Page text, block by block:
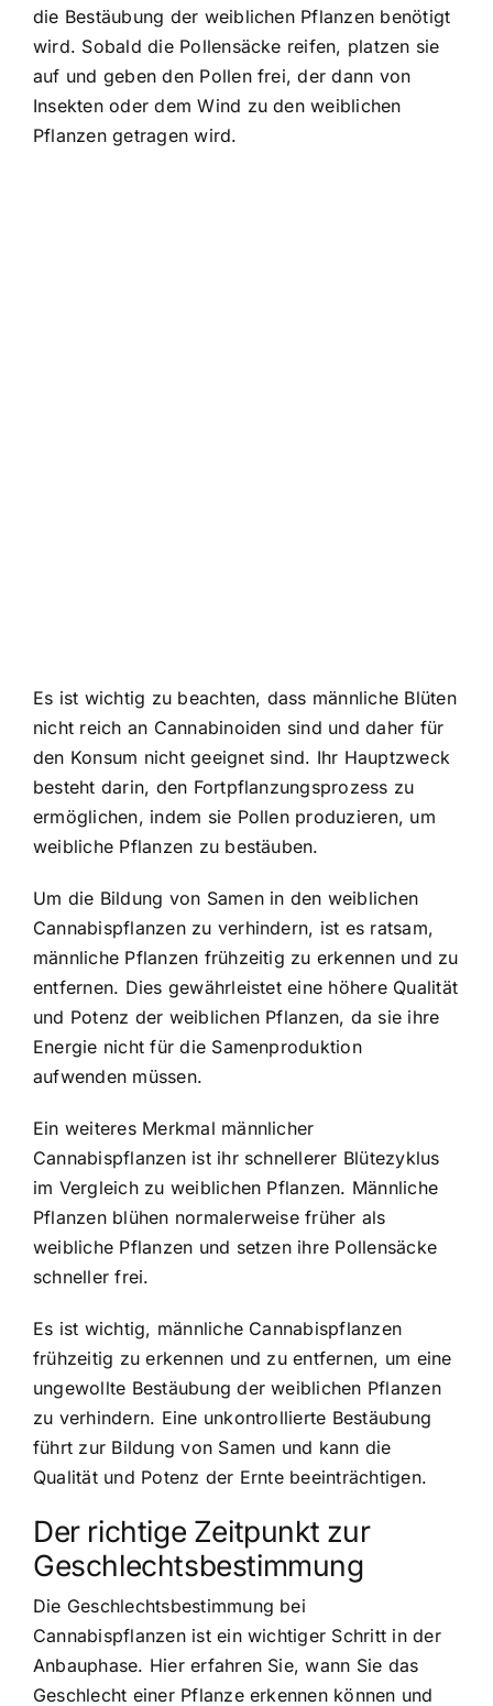
die Bestäubung der weiblichen Pflanzen benötigt
wird. Sobald die Pollensäcke reifen, platzen sie
auf und geben den Pollen frei, der dann von
Insekten oder dem Wind zu den weiblichen
Pflanzen getragen wird.
Es ist wichtig zu beachten, dass männliche Blüten
nicht reich an Cannabinoiden sind und daher für
den Konsum nicht geeignet sind. Ihr Hauptzweck
besteht darin, den Fortpflanzungsprozess zu
ermöglichen, indem sie Pollen produzieren, um
weibliche Pflanzen zu bestäuben.
Um die Bildung von Samen in den weiblichen
Cannabispflanzen zu verhindern, ist es ratsam,
männliche Pflanzen frühzeitig zu erkennen und zu
entfernen. Dies gewährleistet eine höhere Qualität
und Potenz der weiblichen Pflanzen, da sie ihre
Energie nicht für die Samenproduktion
aufwenden müssen.
Ein weiteres Merkmal männlicher
Cannabispflanzen ist ihr schnellerer Blütezyklus
im Vergleich zu weiblichen Pflanzen. Männliche
Pflanzen blühen normalerweise früher als
weibliche Pflanzen und setzen ihre Pollensäcke
schneller frei.
Es ist wichtig, männliche Cannabispflanzen
frühzeitig zu erkennen und zu entfernen, um eine
ungewollte Bestäubung der weiblichen Pflanzen
zu verhindern. Eine unkontrollierte Bestäubung
führt zur Bildung von Samen und kann die
Qualität und Potenz der Ernte beeinträchtigen.
Der richtige Zeitpunkt zur
Geschlechtsbestimmung
Die Geschlechtsbestimmung bei
Cannabispflanzen ist ein wichtiger Schritt in der
Anbauphase. Hier erfahren Sie, wann Sie das
Geschlecht einer Pflanze erkennen können und